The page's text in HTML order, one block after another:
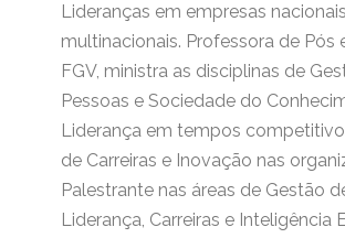
Lideranças em empresas
multinacionais. Professora de Pós
FGV, ministra as disciplinas de
Pessoas e Sociedade do
Liderança em tempos
de Carreiras e Inovação nas
Palestrante nas áreas de Gestão
Liderança, Carreiras e Inteligência